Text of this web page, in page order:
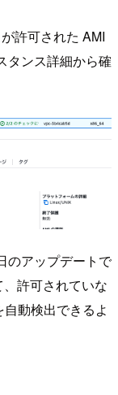
許可された AMI
タンス詳細から確
のアップデートで
許可されていな
動検出できるよ